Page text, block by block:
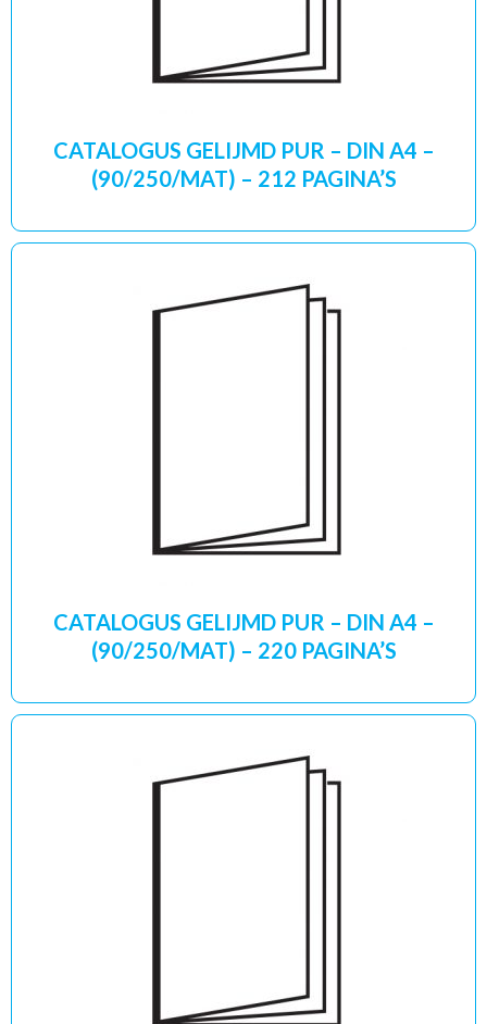
CATALOGUS GELIJMD PUR – DIN A4 –
(90/250/MAT) – 212 PAGINA’S
CATALOGUS GELIJMD PUR – DIN A4 –
(90/250/MAT) – 220 PAGINA’S